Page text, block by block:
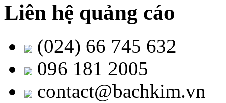
Liên hệ quảng cáo
(024) 66 745 632
096 181 2005
contact@bachkim.vn